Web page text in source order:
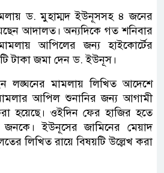
ড. মুহাম্মদ ইউনূসসহ ৪ জনের
আদালত। অন্যদিকে গত শনিবার
আপিলের জন্য হাইকোর্টের
টাকা জমা দেন ড. ইউনূস।
লঙ্ঘনের মামলায় লিখিত আদেশে
আপিল শুনানির জন্য আগামী
হয়েছে। ওইদিন ফের হাজির হতে
ইউনূসের জামিনের মেয়াদ
লিখিত রায়ে বিষয়টি উল্লেখ করা